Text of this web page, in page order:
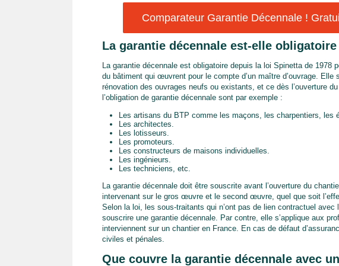
Comparateur Garantie Décennale !
La garantie décennale est-elle obligatoire
La garantie décennale est obligatoire depuis la loi Spinetta de 1978
du bâtiment qui œuvrent pour le compte d’un maître d’ouvrage. Elle
rénovation des ouvrages neufs ou existants, et ce dès l’ouverture
l’obligation de garantie décennale sont par exemple :
Les artisans du BTP comme les maçons, les charpentiers, les
Les architectes.
Les lotisseurs.
Les promoteurs.
Les constructeurs de maisons individuelles.
Les ingénieurs.
Les techniciens, etc.
La garantie décennale doit être souscrite avant l’ouverture du
intervenant sur le gros œuvre et le second œuvre, quel que soit
Selon la loi, les sous-traitants qui n’ont pas de lien contractuel avec
souscrire une garantie décennale. Par contre, elle s’applique aux
interviennent sur un chantier en France. En cas de défaut
civiles et pénales.
Que couvre la garantie décennale avec